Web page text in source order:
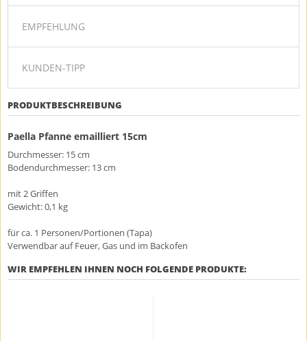
EMPFEHLUNG
KUNDEN-TIPP
PRODUKTBESCHREIBUNG
Paella Pfanne emailliert 15cm
Durchmesser: 15 cm
Bodendurchmesser: 13 cm
mit 2 Griffen
Gewicht: 0,1 kg
für ca. 1 Personen/Portionen (Tapa)
Verwendbar auf Feuer, Gas und im Backofen
WIR EMPFEHLEN IHNEN NOCH FOLGENDE PRODUKTE: